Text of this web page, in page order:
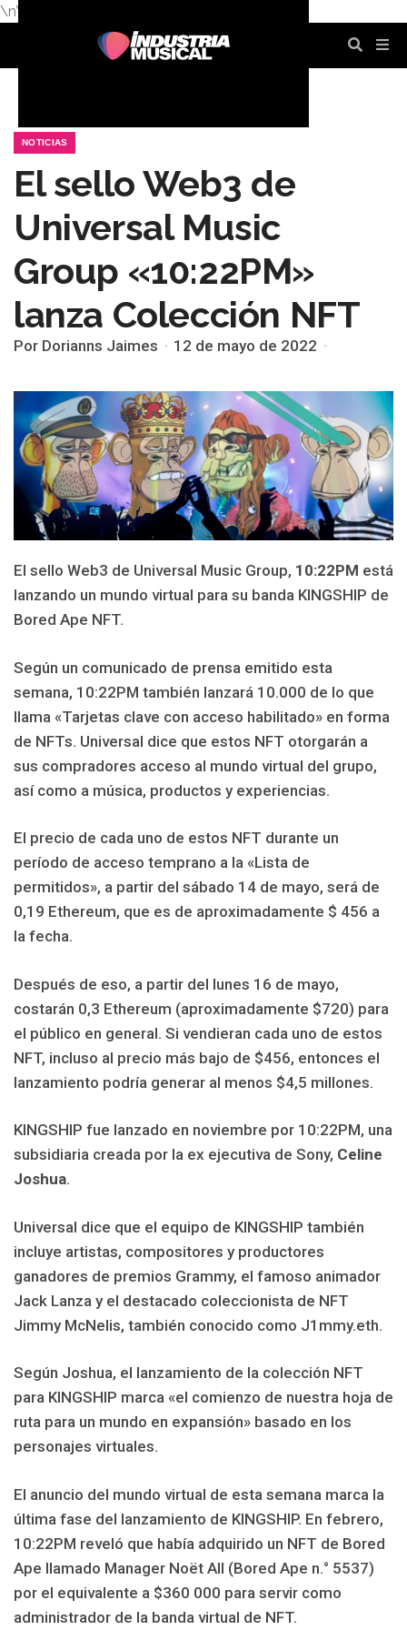
\n\n
NOTICIAS
El sello Web3 de
Universal Music
Group «10:22PM»
lanza Colección NFT
Por Dorianns Jaimes 12 de mayo de 2022
El sello Web3 de Universal Music Group, 10:22PM está
lanzando un mundo virtual para su banda KINGSHIP de
Bored Ape NFT.
Según un comunicado de prensa emitido esta
semana, 10:22PM también lanzará 10.000 de lo que
llama «Tarjetas clave con acceso habilitado» en forma
de NFTs. Universal dice que estos NFT otorgarán a
sus compradores acceso al mundo virtual del grupo,
así como a música, productos y experiencias.
El precio de cada uno de estos NFT durante un
período de acceso temprano a la «Lista de
permitidos», a partir del sábado 14 de mayo, será de
0,19 Ethereum, que es de aproximadamente $ 456 a
la fecha.
Después de eso, a partir del lunes 16 de mayo,
costarán 0,3 Ethereum (aproximadamente $720) para
el público en general. Si vendieran cada uno de estos
NFT, incluso al precio más bajo de $456, entonces el
lanzamiento podría generar al menos $4,5 millones.
KINGSHIP fue lanzado en noviembre por 10:22PM, una
subsidiaria creada por la ex ejecutiva de Sony, Celine
Joshua.
Universal dice que el equipo de KINGSHIP también
incluye artistas, compositores y productores
ganadores de premios Grammy, el famoso animador
Jack Lanza y el destacado coleccionista de NFT
Jimmy McNelis, también conocido como J1mmy.eth.
Según Joshua, el lanzamiento de la colección NFT
para KINGSHIP marca «el comienzo de nuestra hoja de
ruta para un mundo en expansión» basado en los
personajes virtuales.
El anuncio del mundo virtual de esta semana marca la
última fase del lanzamiento de KINGSHIP. En febrero,
10:22PM reveló que había adquirido un NFT de Bored
Ape llamado Manager Noët All (Bored Ape n.° 5537)
por el equivalente a $360 000 para servir como
administrador de la banda virtual de NFT.